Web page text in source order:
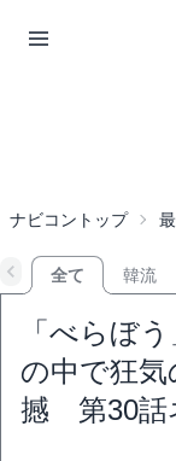
ナビコントップ
全て 韓流
「べらぼ
の中で狂
撼 第30話